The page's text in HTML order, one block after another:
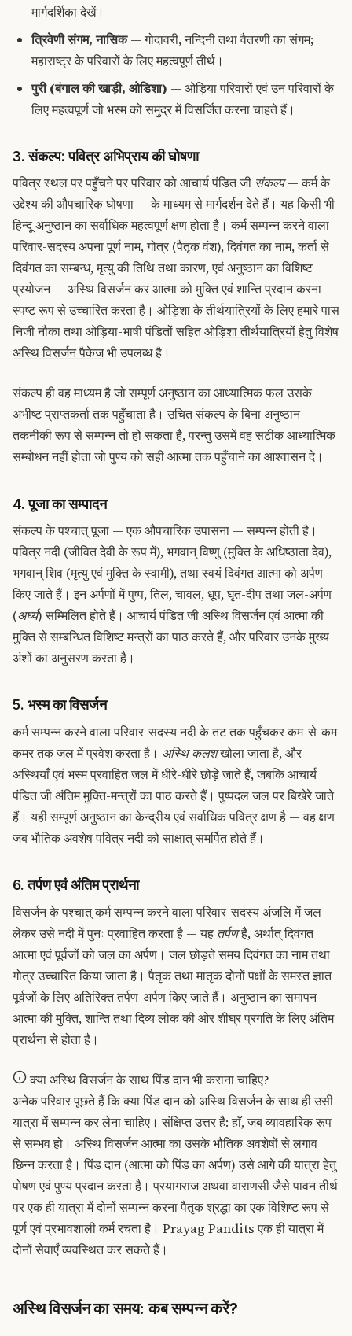
मार्गदर्शिका देखें।
त्रिवेणी संगम, नासिक— गोदावरी, नन्दिनी तथा वैतरणी का संगम;
महाराष्ट्र के परिवारों के लिए महत्वपूर्ण तीर्थ।
पुरी (बंगाल की खाड़ी, ओडिशा) — ओड़िया परिवारों एवं उन परिवारों के
लिए महत्वपूर्ण जो भस्म को समुद्र में विसर्जित करना चाहते हैं।
3. संकल्प: पवित्र अभिप्राय की घोषणा
पवित्र स्थल पर पहुँचने पर परिवार को आचार्य पंडित जी संकल्प— कर्म के
उद्देश्य की औपचारिक घोषणा — के माध्यम से मार्गदर्शन देते हैं। यह किसी भी
हिन्दू अनुष्ठान का सर्वाधिक महत्वपूर्ण क्षण होता है। कर्म सम्पन्न करने वाला
परिवार-सदस्य अपना पूर्ण नाम, गोत्र (पैतृक वंश), दिवंगत का नाम, कर्ता से
दिवंगत का सम्बन्ध, मृत्यु की तिथि तथा कारण, एवं अनुष्ठान का विशिष्ट
प्रयोजन — अस्थि विसर्जन कर आत्मा को मुक्ति एवं शान्ति प्रदान करना —
स्पष्ट रूप से उच्चारित करता है। ओड़िशा के तीर्थयात्रियों के लिए हमारे पास
निजी नौका तथा ओड़िया-भाषी पंडितों सहितओड़िशा तीर्थयात्रियों हेतु विशेष
अस्थि विसर्जन पैकेजभी उपलब्ध है।
संकल्प ही वह माध्यम है जो सम्पूर्ण अनुष्ठान का आध्यात्मिक फल उसके
अभीष्ट प्राप्तकर्ता तक पहुँचाता है। उचित संकल्प के बिना अनुष्ठान
तकनीकी रूप से सम्पन्न तो हो सकता है, परन्तु उसमें वह सटीक आध्यात्मिक
सम्बोधन नहीं होता जो पुण्य को सही आत्मा तक पहुँचाने का आश्वासन दे।
4. पूजा का सम्पादन
संकल्प के पश्चात् पूजा — एक औपचारिक उपासना — सम्पन्न होती है।
पवित्र नदी (जीवित देवी के रूप में), भगवान् विष्णु (मुक्ति के अधिष्ठाता देव),
भगवान् शिव (मृत्यु एवं मुक्ति के स्वामी), तथा स्वयं दिवंगत आत्मा को अर्पण
किए जाते हैं। इन अर्पणों में पुष्प, तिल, चावल, धूप, घृत-दीप तथा जल-अर्पण
(अर्घ्य) सम्मिलित होते हैं। आचार्य पंडित जी अस्थि विसर्जन एवं आत्मा की
मुक्ति से सम्बन्धित विशिष्ट मन्त्रों का पाठ करते हैं, और परिवार उनके मुख्य
अंशों का अनुसरण करता है।
5. भस्म का विसर्जन
कर्म सम्पन्न करने वाला परिवार-सदस्य नदी के तट तक पहुँचकर कम-से-कम
कमर तक जल में प्रवेश करता है। अस्थि कलशखोला जाता है, और
अस्थियाँ एवं भस्म प्रवाहित जल में धीरे-धीरे छोड़े जाते हैं, जबकि आचार्य
पंडित जी अंतिम मुक्ति-मन्त्रों का पाठ करते हैं। पुष्पदल जल पर बिखेरे जाते
हैं। यही सम्पूर्ण अनुष्ठान का केन्द्रीय एवं सर्वाधिक पवित्र क्षण है — वह क्षण
जब भौतिक अवशेष पवित्र नदी को साक्षात् समर्पित होते हैं।
6. तर्पण एवं अंतिम प्रार्थना
विसर्जन के पश्चात् कर्म सम्पन्न करने वाला परिवार-सदस्य अंजलि में जल
लेकर उसे नदी में पुनः प्रवाहित करता है — यह तर्पणहै, अर्थात् दिवंगत
आत्मा एवं पूर्वजों को जल का अर्पण। जल छोड़ते समय दिवंगत का नाम तथा
गोत्र उच्चारित किया जाता है। पैतृक तथा मातृक दोनों पक्षों के समस्त ज्ञात
पूर्वजों के लिए अतिरिक्त तर्पण-अर्पण किए जाते हैं। अनुष्ठान का समापन
आत्मा की मुक्ति, शान्ति तथा दिव्य लोक की ओर शीघ्र प्रगति के लिए अंतिम
प्रार्थना से होता है।
क्या अस्थि विसर्जन के साथ पिंड दान भी कराना चाहिए?
अनेक परिवार पूछते हैं कि क्या पिंड दान को अस्थि विसर्जन के साथ ही उसी
यात्रा में सम्पन्न कर लेना चाहिए। संक्षिप्त उत्तर है: हाँ, जब व्यावहारिक रूप
से सम्भव हो। अस्थि विसर्जन आत्मा का उसके भौतिक अवशेषों से लगाव
छिन्न करता है। पिंड दान (आत्मा को पिंड का अर्पण) उसे आगे की यात्रा हेतु
पोषण एवं पुण्य प्रदान करता है। प्रयागराज अथवा वाराणसी जैसे पावन तीर्थ
पर एक ही यात्रा में दोनों सम्पन्न करना पैतृक श्रद्धा का एक विशिष्ट रूप से
पूर्ण एवं प्रभावशाली कर्म रचता है। Prayag Pandits एक ही यात्रा में
दोनों सेवाएँ व्यवस्थित कर सकते हैं।
अस्थि विसर्जन का समय: कब सम्पन्न करें?